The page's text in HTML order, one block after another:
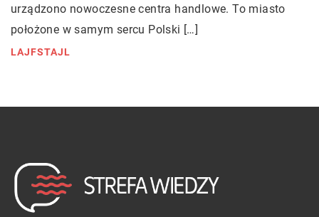
urządzono nowoczesne centra handlowe. To miasto
położone w samym sercu Polski […]
LAJFSTAJL